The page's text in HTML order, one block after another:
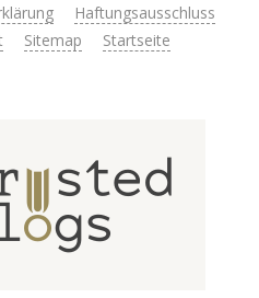
Haftungsausschluss
Sitemap Startseite